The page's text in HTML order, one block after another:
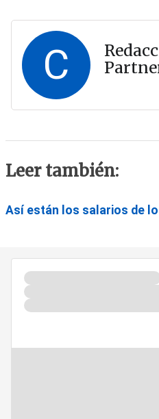
C
Leer también:
Así están los salarios de